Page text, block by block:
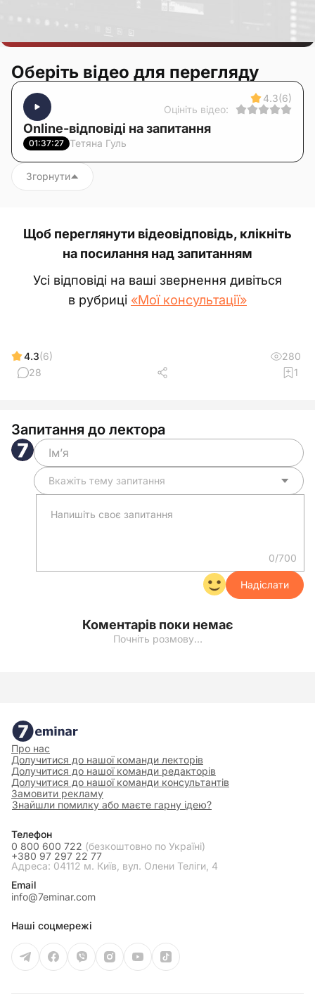
Оберіть відео для перегляду
4.3(6)
Оцініть відео:
Online-відповіді на запитання
01:37:27 Тетяна Гуль
Згорнути
Щоб переглянути відеовідповідь, клікніть
на посилання над запитанням
Усі відповіді на ваші звернення дивіться
в рубриці «Мої консультації»
4.3(6)
280
28
1
Запитання до лектора
Вкажіть тему запитання
0/700
Надіслати
Коментарів поки немає
Почніть розмову…
Про нас
Долучитися до нашої команди лекторів
Долучитися до нашої команди редакторів
Долучитися до нашої команди консультантів
Замовити рекламу
Знайшли помилку або маєте гарну ідею?
Телефон
0 800 600 722 (безкоштовно по Україні)
+380 97 297 22 77
Адреса: 04112 м. Київ, вул. Олени Теліги, 4
Email
info@7eminar.com
Наші соцмережі